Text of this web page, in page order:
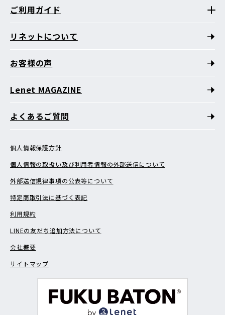
ご利用ガイド
リネットについて
お客様の声
Lenet MAGAZINE
よくあるご質問
個人情報保護方針
個人情報の取扱い及び利用者情報の外部送信について
外部送信規律事項の公表等について
特定商取引法に基づく表記
利用規約
LINEの友だち追加方法について
会社概要
サイトマップ